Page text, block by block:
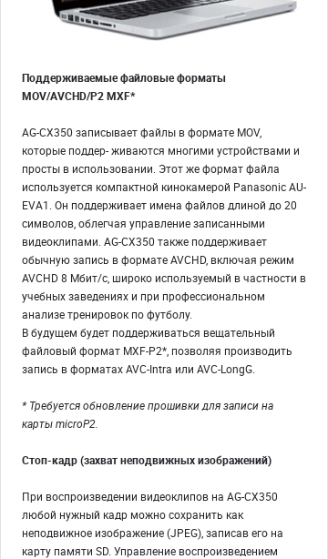
Поддерживаемые файловые форматы
MOV/AVCHD/P2 MXF*
AG-CX350 записывает файлы в формате MOV,
которые поддер- живаются многими устройствами и
просты в использовании. Этот же формат файла
используется компактной кинокамерой Panasonic AU-
EVA1. Он поддерживает имена файлов длиной до 20
символов, облегчая управление записанными
видеоклипами. AG-CX350 также поддерживает
обычную запись в формате AVCHD, включая режим
AVCHD 8 Мбит/с, широко используемый в частности в
учебных заведениях и при профессиональном
анализе тренировок по футболу.
В будущем будет поддерживаться вещательный
файловый формат MXF-P2*, позволяя производить
запись в форматах AVC-Intra или AVC-LongG.
* Требуется обновление прошивки для записи на
карты microP2.
Стоп-кадр (захват неподвижных изображений)
При воспроизведении видеоклипов на AG-CX350
любой нужный кадр можно сохранить как
неподвижное изображение (JPEG), записав его на
карту памяти SD. Управление воспроизведением